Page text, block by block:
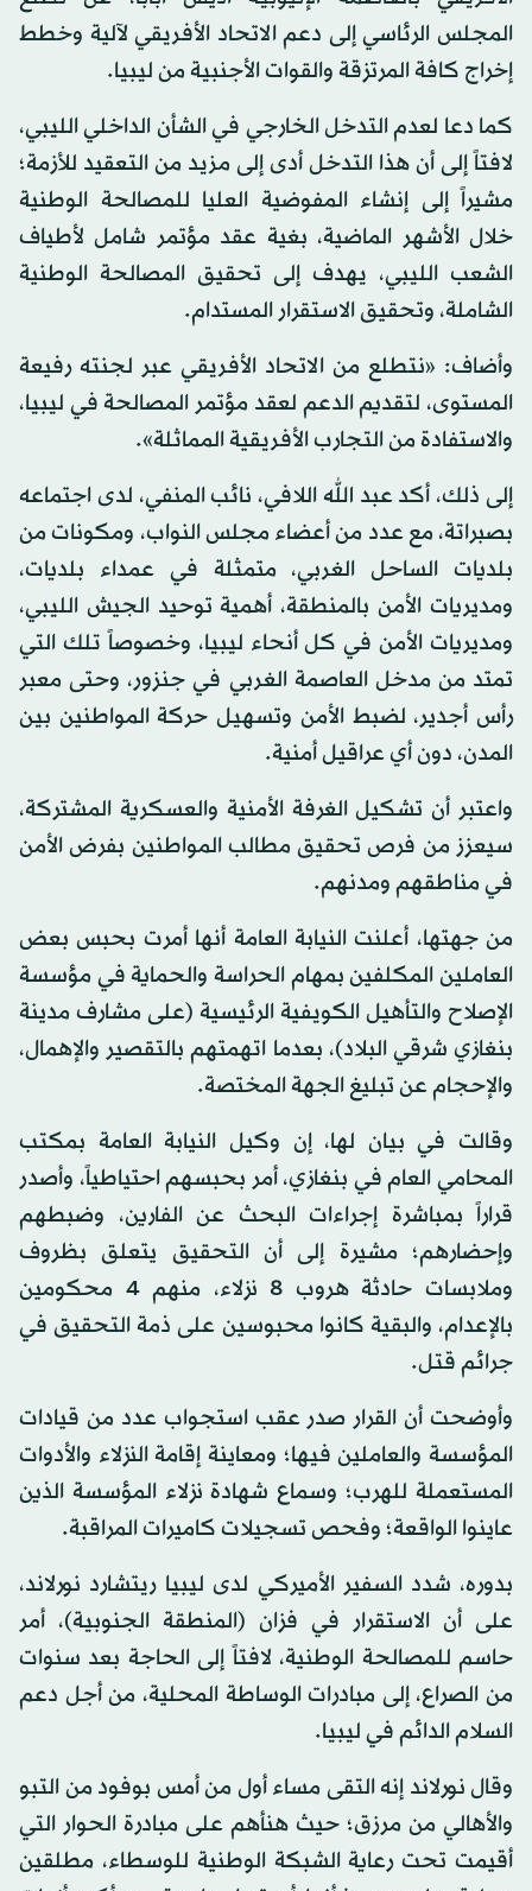
المجلس الرئاسي إلى دعم الاتحاد الأفريقي لآلية وخطط
إخراج كافة المرتزقة والقوات الأجنبية من ليبيا.
كما دعا لعدم التدخل الخارجي في الشأن الداخلي الليبي،
لافتاً إلى أن هذا التدخل أدى إلى مزيد من التعقيد للأزمة؛
مشيراً إلى إنشاء المفوضية العليا للمصالحة الوطنية
خلال الأشهر الماضية، بغية عقد مؤتمر شامل لأطياف
الشعب الليبي، يهدف إلى تحقيق المصالحة الوطنية
الشاملة، وتحقيق الاستقرار المستدام.
وأضاف: «نتطلع من الاتحاد الأفريقي عبر لجنته رفيعة
المستوى، لتقديم الدعم لعقد مؤتمر المصالحة في ليبيا،
والاستفادة من التجارب الأفريقية المماثلة».
إلى ذلك، أكد عبد الله اللافي، نائب المنفي، لدى اجتماعه
بصبراتة، مع عدد من أعضاء مجلس النواب، ومكونات من
بلديات الساحل الغربي، متمثلة في عمداء بلديات،
ومديريات الأمن بالمنطقة، أهمية توحيد الجيش الليبي،
ومديريات الأمن في كل أنحاء ليبيا، وخصوصاً تلك التي
تمتد من مدخل العاصمة الغربي في جنزور، وحتى معبر
رأس أجدير، لضبط الأمن وتسهيل حركة المواطنين بين
المدن، دون أي عراقيل أمنية.
واعتبر أن تشكيل الغرفة الأمنية والعسكرية المشتركة،
سيعزز من فرص تحقيق مطالب المواطنين بفرض الأمن
في مناطقهم ومدنهم.
من جهتها، أعلنت النيابة العامة أنها أمرت بحبس بعض
العاملين المكلفين بمهام الحراسة والحماية في مؤسسة
الإصلاح والتأهيل الكويفية الرئيسية (على مشارف مدينة
بنغازي شرقي البلاد)، بعدما اتهمتهم بالتقصير والإهمال،
والإحجام عن تبليغ الجهة المختصة.
وقالت في بيان لها، إن وكيل النيابة العامة بمكتب
المحامي العام في بنغازي، أمر بحبسهم احتياطياً، وأصدر
قراراً بمباشرة إجراءات البحث عن الفارين، وضبطهم
وإحضارهم؛ مشيرة إلى أن التحقيق يتعلق بظروف
وملابسات حادثة هروب 8 نزلاء، منهم 4 محكومين
بالإعدام، والبقية كانوا محبوسين على ذمة التحقيق في
جرائم قتل.
وأوضحت أن القرار صدر عقب استجواب عدد من قيادات
المؤسسة والعاملين فيها؛ ومعاينة إقامة النزلاء والأدوات
المستعملة للهرب؛ وسماع شهادة نزلاء المؤسسة الذين
عاينوا الواقعة؛ وفحص تسجيلات كاميرات المراقبة.
بدوره، شدد السفير الأميركي لدى ليبيا ريتشارد نورلاند،
على أن الاستقرار في فزان (المنطقة الجنوبية)، أمر
حاسم للمصالحة الوطنية، لافتاً إلى الحاجة بعد سنوات
من الصراع، إلى مبادرات الوساطة المحلية، من أجل دعم
السلام الدائم في ليبيا.
وقال نورلاند إنه التقى مساء أول من أمس بوفود من التبو
والأهالي من مرزق؛ حيث هنأهم على مبادرة الحوار التي
أقيمت تحت رعاية الشبكة الوطنية للوسطاء، مطلقين